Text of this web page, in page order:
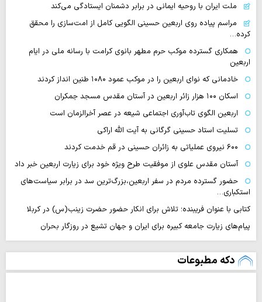
ملت ایران با روحیه ایمانی در برابر دشمنان ایستادگی می‌کند
مراسم پیاده روی اربعین حسینی الگویی کامل از امت‌سازی را محقق
کرده…
همکاری گسترده موکب حرم مطهر بانوی کرامت با رسانه ملی در ایام
اربعین
خادمانی که نوای اربعین را در موکب عمود ۱۰۸۰ طنین انداز کردند
اسکان ۱۰۰ هزار زائر اربعین در آستان مقدس مسجد جمکران
اربعین الگوی تاب‌آوری اجتماعی شیعه در عصر آخرالزمان است
تسلیت استاد حسینی گرگانی به آیت الله اراکی
۶۰۰ نیروی عملیاتی به زائران حسینی در قم خدمت کردند
آستان مقدس علوی از موفقیت طرح ویژه خود برای زیارت اربعین خبر داد
حضور گسترده مردم در سفر اربعین،بزرگ‌ترین سد در برابر سیاست‌های
استکباری…
کتابی با عنوان فریبنده؛ تلاش برای انکار حضور حضرت زینب(س) در کربلا
پیام‌های زیارت جامعه کبیره برای ایران و جهان تشیع در روزگار بحران
دکه مطبوعات